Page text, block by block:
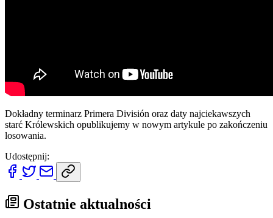
Dokładny terminarz Primera División oraz daty najciekawszych
starć Królewskich opublikujemy w nowym artykule po zakończeniu
losowania.
Udostępnij:
Ostatnie aktualności